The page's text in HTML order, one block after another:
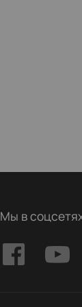
Мы в